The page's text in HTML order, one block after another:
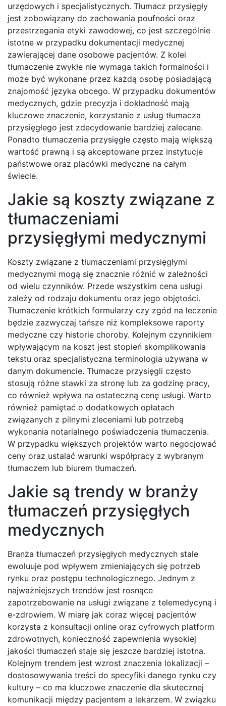
urzędowych i specjalistycznych. Tłumacz przysięgły
jest zobowiązany do zachowania poufności oraz
przestrzegania etyki zawodowej, co jest szczególnie
istotne w przypadku dokumentacji medycznej
zawierającej dane osobowe pacjentów. Z kolei
tłumaczenie zwykłe nie wymaga takich formalności i
może być wykonane przez każdą osobę posiadającą
znajomość języka obcego. W przypadku dokumentów
medycznych, gdzie precyzja i dokładność mają
kluczowe znaczenie, korzystanie z usług tłumacza
przysięgłego jest zdecydowanie bardziej zalecane.
Ponadto tłumaczenia przysięgłe często mają większą
wartość prawną i są akceptowane przez instytucje
państwowe oraz placówki medyczne na całym
świecie.
Jakie są koszty związane z
tłumaczeniami
przysięgłymi medycznymi
Koszty związane z tłumaczeniami przysięgłymi
medycznymi mogą się znacznie różnić w zależności
od wielu czynników. Przede wszystkim cena usługi
zależy od rodzaju dokumentu oraz jego objętości.
Tłumaczenie krótkich formularzy czy zgód na leczenie
będzie zazwyczaj tańsze niż kompleksowe raporty
medyczne czy historie choroby. Kolejnym czynnikiem
wpływającym na koszt jest stopień skomplikowania
tekstu oraz specjalistyczna terminologia używana w
danym dokumencie. Tłumacze przysięgli często
stosują różne stawki za stronę lub za godzinę pracy,
co również wpływa na ostateczną cenę usługi. Warto
również pamiętać o dodatkowych opłatach
związanych z pilnymi zleceniami lub potrzebą
wykonania notarialnego poświadczenia tłumaczenia.
W przypadku większych projektów warto negocjować
ceny oraz ustalać warunki współpracy z wybranym
tłumaczem lub biurem tłumaczeń.
Jakie są trendy w branży
tłumaczeń przysięgłych
medycznych
Branża tłumaczeń przysięgłych medycznych stale
ewoluuje pod wpływem zmieniających się potrzeb
rynku oraz postępu technologicznego. Jednym z
najważniejszych trendów jest rosnące
zapotrzebowanie na usługi związane z telemedycyną i
e-zdrowiem. W miarę jak coraz więcej pacjentów
korzysta z konsultacji online oraz cyfrowych platform
zdrowotnych, konieczność zapewnienia wysokiej
jakości tłumaczeń staje się jeszcze bardziej istotna.
Kolejnym trendem jest wzrost znaczenia lokalizacji –
dostosowywania treści do specyfiki danego rynku czy
kultury – co ma kluczowe znaczenie dla skutecznej
komunikacji między pacjentem a lekarzem. W związku